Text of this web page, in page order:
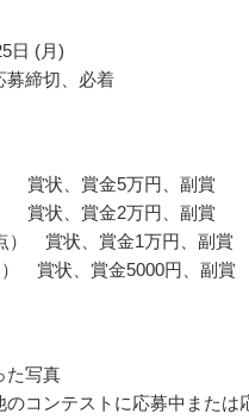
日 (月)
募締切、必着
賞状、賞金5万円、副賞
賞状、賞金2万円、副賞
） 賞状、賞金1万円、副賞
賞状、賞金5000円、副賞
た写真
コンテストに応募中または